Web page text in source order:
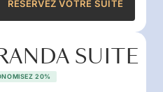
RÉSERVEZ VOTRE SUITE
SUITE
20%